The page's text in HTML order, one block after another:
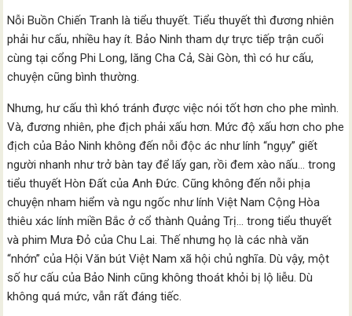
Nỗi Buồn Chiến Tranh là tiểu thuyết. Tiểu thuyết thì đương nhiên
phải hư cấu, nhiều hay ít. Bảo Ninh tham dự trực tiếp trận cuối
cùng tại cổng Phi Long, lăng Cha Cả, Sài Gòn, thì có hư cấu,
chuyện cũng bình thường.
Nhưng, hư cấu thì khó tránh được việc nói tốt hơn cho phe mình.
Và, đương nhiên, phe địch phải xấu hơn. Mức độ xấu hơn cho phe
địch của Bảo Ninh không đến nỗi độc ác như lính “ngụy” giết
người nhanh như trở bàn tay để lấy gan, rồi đem xào nấu… trong
tiểu thuyết Hòn Đất của Anh Đức. Cũng không đến nỗi phịa
chuyện nham hiểm và ngu ngốc như lính Việt Nam Cộng Hòa
thiêu xác lính miền Bắc ở cổ thành Quảng Trị… trong tiểu thuyết
và phim Mưa Đỏ của Chu Lai. Thế nhưng họ là các nhà văn
“nhớn” của Hội Văn bút Việt Nam xã hội chủ nghĩa. Dù vậy, một
số hư cấu của Bảo Ninh cũng không thoát khỏi bị lộ liễu. Dù
không quá mức, vẫn rất đáng tiếc.